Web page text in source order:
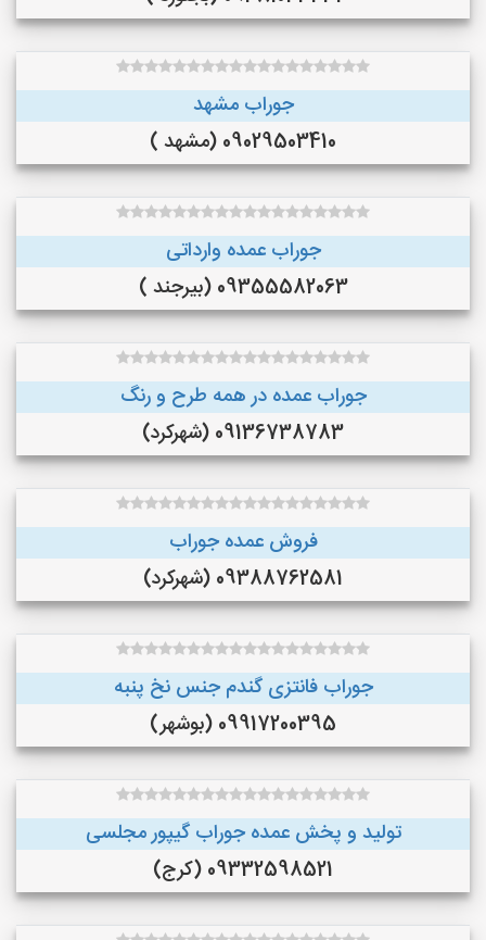
جوراب مشهد
09029503410 (مشهد )
جوراب عمده وارداتی
09355582063 (بیرجند )
جوراب عمده در همه طرح و رنگ
09136738783 (شهرکرد)
فروش عمده جوراب
09388762581 (شهرکرد)
جوراب فانتزی گندم جنس نخ پنبه
09917200395 (بوشهر)
تولید و پخش عمده جوراب گیپور مجلسی
09332598521 (کرج)